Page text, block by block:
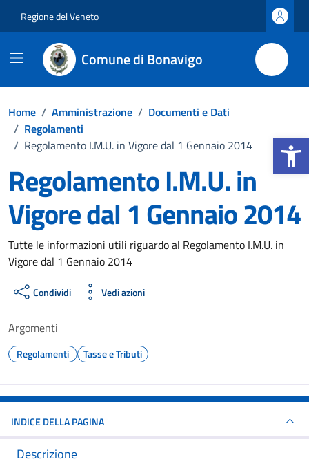
Apri la
Regione del Veneto
Comune di Bonavigo
Home / Amministrazione / Documenti e Dati
/ Regolamenti
/ Regolamento I.M.U. in Vigore dal 1 Gennaio 2014
Regolamento I.M.U. in
Vigore dal 1 Gennaio 2014
Dettagli del documento
Tutte le informazioni utili riguardo al Regolamento I.M.U. in
Vigore dal 1 Gennaio 2014
Condividi Vedi azioni
Argomenti
Regolamenti Tasse e Tributi
INDICE DELLA PAGINA
Descrizione